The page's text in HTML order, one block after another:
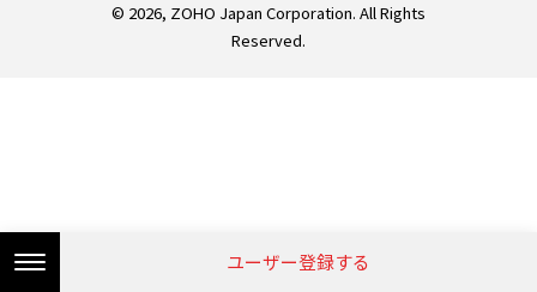
© 2026, ZOHO Japan Corporation. All Rights
Reserved.
ユーザー登録する